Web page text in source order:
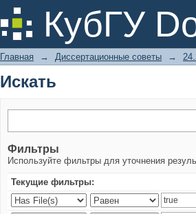
КубГУ
Искать
Главная → Диссертационные советы →
Искать
Фильтры
Используйте фильтры для уточнения
Текущие фильтры: